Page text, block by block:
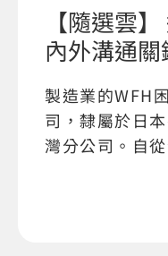
【隨選雲
內外溝通
製造業的WFH
司，隸屬於日
灣分公司。自